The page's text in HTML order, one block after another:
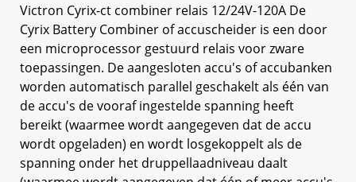
Victron Cyrix-ct combiner relais 12/24V-120A De
Cyrix Battery Combiner of accuscheider is een door
een microprocessor gestuurd relais voor zware
toepassingen. De aangesloten accu's of accubanken
worden automatisch parallel geschakelt als één van
de accu's de vooraf ingestelde spanning heeft
bereikt (waarmee wordt aangegeven dat de accu
wordt opgeladen) en wordt losgekoppelt als de
spanning onder het druppellaadniveau daalt